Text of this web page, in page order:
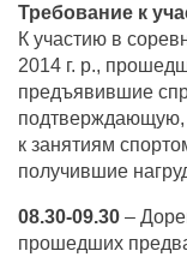
Требование к
К участию в
2014 г. р.,
предъявившие
подтверждающую,
к занятиям
получившие
08.30-09.30 –
прошедших